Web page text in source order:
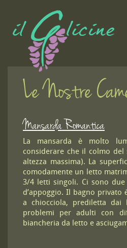
Le Nostre
Mansarda Romantica
La mansarda è molto
considerare che il colmo
altezza massima). La
comodamente un letto
3/4 letti singoli. Ci sono
d’appoggio. Il bagno privato
a chiocciola, prediletta dai
problemi per adulti con
biancheria da letto e